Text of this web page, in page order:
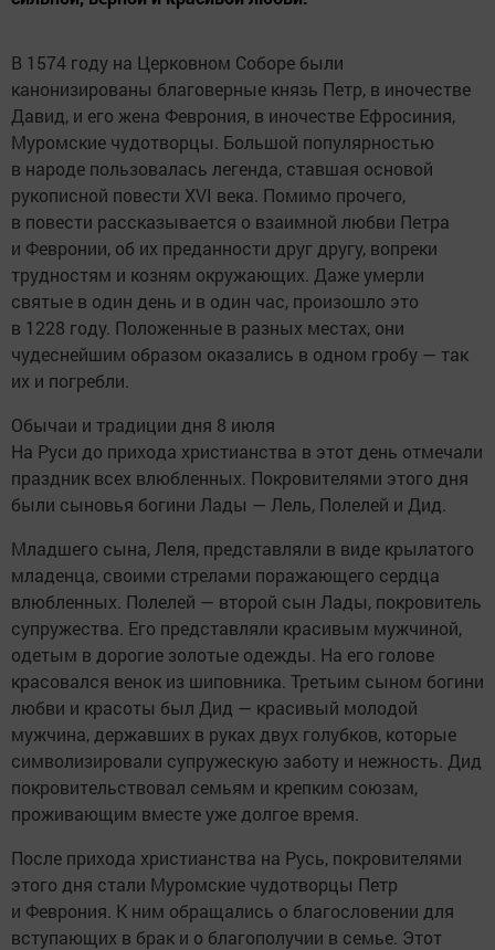
В 1574 году на Церковном Соборе были
канонизированы благоверные князь Петр, в иночестве
Давид, и его жена Феврония, в иночестве Ефросиния,
Муромские чудотворцы. Большой популярностью
в народе пользовалась легенда, ставшая основой
рукописной повести XVI века. Помимо прочего,
в повести рассказывается о взаимной любви Петра
и Февронии, об их преданности друг другу, вопреки
трудностям и козням окружающих. Даже умерли
святые в один день и в один час, произошло это
в 1228 году. Положенные в разных местах, они
чудеснейшим образом оказались в одном гробу — так
их и погребли.
Обычаи и традиции дня 8 июля
На Руси до прихода христианства в этот день отмечали
праздник всех влюбленных. Покровителями этого дня
были сыновья богини Лады — Лель, Полелей и Дид.
Младшего сына, Леля, представляли в виде крылатого
младенца, своими стрелами поражающего сердца
влюбленных. Полелей — второй сын Лады, покровитель
супружества. Его представляли красивым мужчиной,
одетым в дорогие золотые одежды. На его голове
красовался венок из шиповника. Третьим сыном богини
любви и красоты был Дид — красивый молодой
мужчина, державших в руках двух голубков, которые
символизировали супружескую заботу и нежность. Дид
покровительствовал семьям и крепким союзам,
проживающим вместе уже долгое время.
После прихода христианства на Русь, покровителями
этого дня стали Муромские чудотворцы Петр
и Феврония. К ним обращались о благословении для
вступающих в брак и о благополучии в семье. Этот